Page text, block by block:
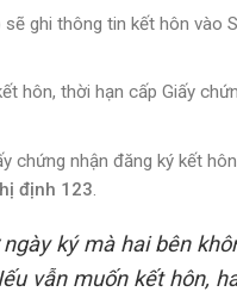
ghi thông tin kết hôn vào
hôn, thời hạn cấp Giấy
chứng nhận đăng ký kết
định 123
ký mà hai bên
vẫn muốn kết hôn,